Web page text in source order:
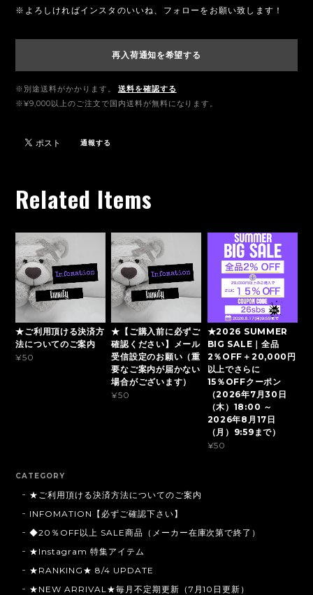
※よろしければインスタのいいね、フォローをお願い致します！
再入荷通知を希望する
※別途送料がかかります。
送料を確認する
※¥9,000以上のご注文で国内送料が無料になります。
通報する
Related Items
★ご利用頂ける決済方
法についてのご案内
¥50
★【ご購入前に必ずご
確認ください】メール
受信設定のお願い（重
要なご案内が届かない
場合がございます）
¥50
★2026 SUMMER
BIG SALE｜全品
2％OFF＋20,000円
以上でさらに
15％OFFクーポン
（2026年7月30日
（木）18:00 ～
2026年8月17日
（月）9:59まで）
¥50
CATEGORY
★ご利用頂ける決済方法についてのご案内
INFOMATION【必ずご確認下さい】
◆20％OFF以上 SALE商品（メーカー在庫次第で終了）
★Instagram 特集アイテム
★RANKING★ 8/4 UPDATE
★NEW ARRIVAL★毎月不定期更新（7月10日更新）